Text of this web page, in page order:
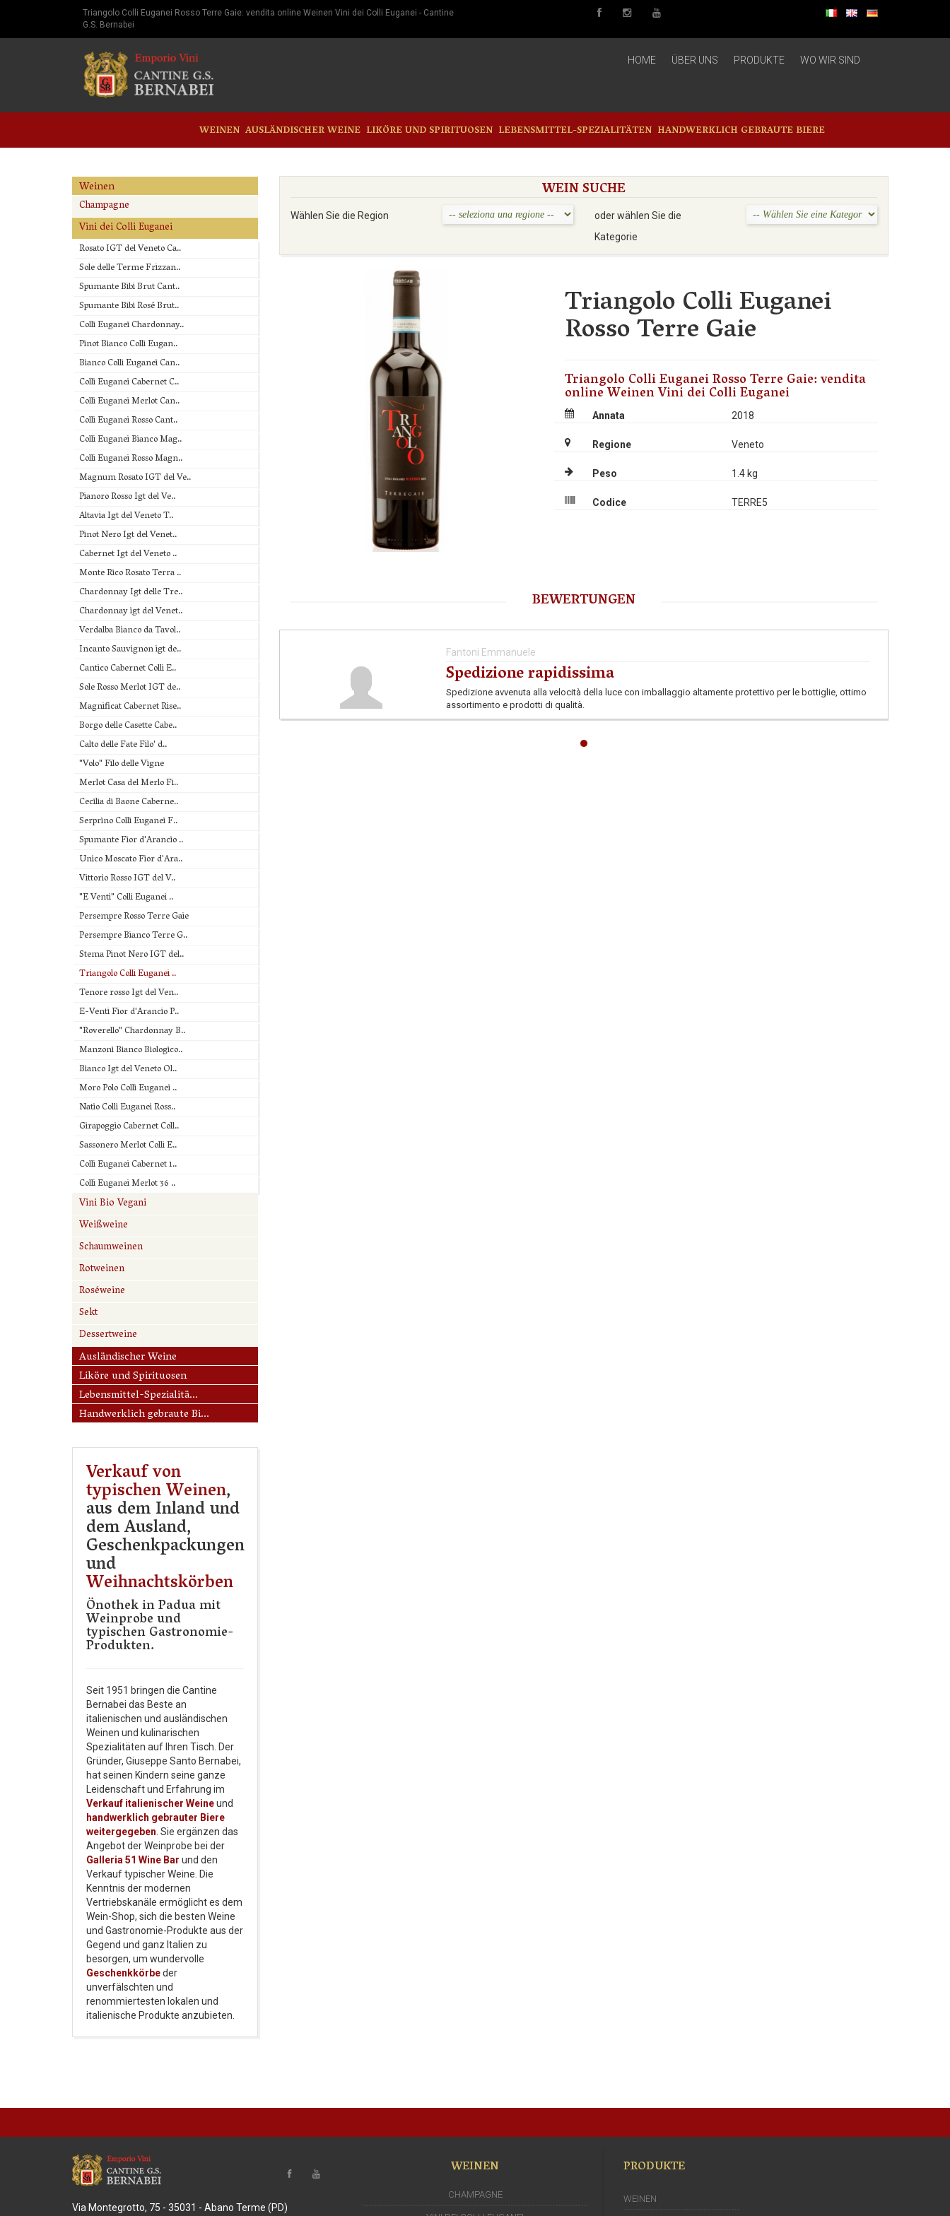
Triangolo Colli Euganei Rosso Terre Gaie: vendita online Weinen Vini dei Colli Euganei - Cantine
G.S. Bernabei
HOME ÜBER UNS PRODUKTE WO WIR SIND
WEINEN AUSLÄNDISCHER WEINE LIKÖRE UND SPIRITUOSEN LEBENSMITTEL-SPEZIALITÄTEN HANDWERKLICH GEBRAUTE BIERE
Weinen
Champagne
Vini dei Colli Euganei
Rosato IGT del Veneto Ca..
Sole delle Terme Frizzan..
Spumante Bibi Brut Cant..
Spumante Bibi Rosé Brut..
Colli Euganei Chardonnay..
Pinot Bianco Colli Eugan..
Bianco Colli Euganei Can..
Colli Euganei Cabernet C..
Colli Euganei Merlot Can..
Colli Euganei Rosso Cant..
Colli Euganei Bianco Mag..
Colli Euganei Rosso Magn..
Magnum Rosato IGT del Ve..
Pianoro Rosso Igt del Ve..
Altavia Igt del Veneto T..
Pinot Nero Igt del Venet..
Cabernet Igt del Veneto ..
Monte Rico Rosato Terra ..
Chardonnay Igt delle Tre..
Chardonnay igt del Venet..
Verdalba Bianco da Tavol..
Incanto Sauvignon igt de..
Cantico Cabernet Colli E..
Sole Rosso Merlot IGT de..
Magnificat Cabernet Rise..
Borgo delle Casette Cabe..
Calto delle Fate Filo' d..
"Volo" Filo delle Vigne
Merlot Casa del Merlo Fi..
Cecilia di Baone Caberne..
Serprino Colli Euganei F..
Spumante Fior d'Arancio ..
Unico Moscato Fior d'Ara..
Vittorio Rosso IGT del V..
"E Venti" Colli Euganei ..
Persempre Rosso Terre Gaie
Persempre Bianco Terre G..
Stema Pinot Nero IGT del..
Triangolo Colli Euganei ..
Tenore rosso Igt del Ven..
E-Venti Fior d'Arancio P..
"Roverello" Chardonnay B..
Manzoni Bianco Biologico..
Bianco Igt del Veneto Ol..
Moro Polo Colli Euganei ..
Natio Colli Euganei Ross..
Girapoggio Cabernet Coll..
Sassonero Merlot Colli E..
Colli Euganei Cabernet 1..
Colli Euganei Merlot 36 ..
Vini Bio Vegani
Weißweine
Schaumweinen
Rotweinen
Roséweine
Sekt
Dessertweine
Ausländischer Weine
Liköre und Spirituosen
Lebensmittel-Spezialitä...
Handwerklich gebraute Bi...
Verkauf von
typischen Weinen,
aus dem Inland und
dem Ausland,
Geschenkpackungen
und
Weihnachtskörben
Önothek in Padua mit
Weinprobe und
typischen Gastronomie-
Produkten.
Seit 1951 bringen die Cantine
Bernabei das Beste an
italienischen und ausländischen
Weinen und kulinarischen
Spezialitäten auf Ihren Tisch. Der
Gründer, Giuseppe Santo Bernabei,
hat seinen Kindern seine ganze
Leidenschaft und Erfahrung im
Verkauf italienischer Weineund
handwerklich gebrauter Biere
weitergegeben . Sie ergänzen das
Angebot der Weinprobe bei der
Galleria 51 Wine Bar und den
Verkauf typischer Weine. Die
Kenntnis der modernen
Vertriebskanäle ermöglicht es dem
Wein-Shop, sich die besten Weine
und Gastronomie-Produkte aus der
Gegend und ganz Italien zu
besorgen, um wundervolle
Geschenkkörbeder
unverfälschten und
renommiertesten lokalen und
italienische Produkte anzubieten.
WEIN SUCHE
Wählen Sie die Region
oder wählen Sie die
Kategorie
Triangolo Colli Euganei
Rosso Terre Gaie
Triangolo Colli Euganei Rosso Terre Gaie: vendita
online Weinen Vini dei Colli Euganei
Annata 2018
Regione Veneto
Peso 1.4 kg
Codice TERRE5
BEWERTUNGEN
Fantoni Emmanuele
Spedizione rapidissima
Spedizione avvenuta alla velocità della luce con imballaggio altamente protettivo per le bottiglie, ottimo
assortimento e prodotti di qualità.
Via Montegrotto, 75 - 35031 - Abano Terme (PD)
WEINEN
CHAMPAGNE
PRODUKTE
WEINEN